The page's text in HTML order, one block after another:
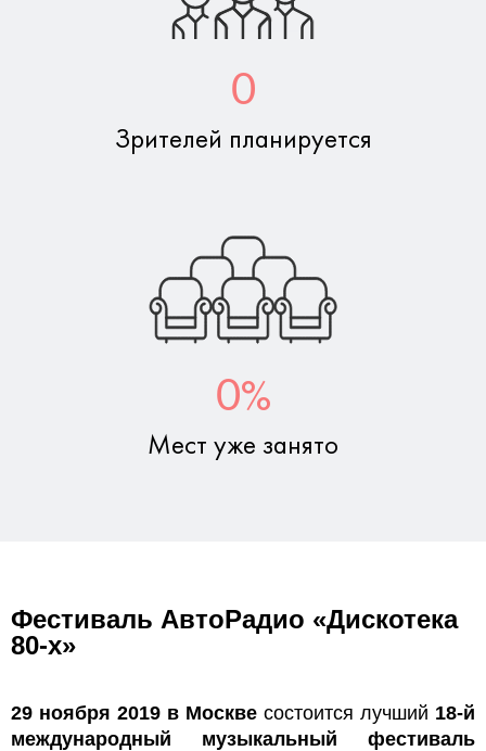
0
Зрителей планируется
0%
Мест уже занято
Фестиваль АвтоРадио «Дискотека
80-х»
29 ноября 2019 в Москве состоится лучший 18-й
международный музыкальный фестиваль